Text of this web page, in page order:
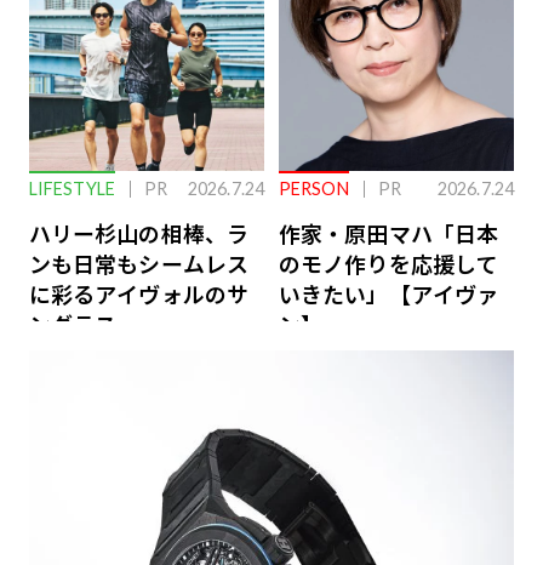
LIFESTYLE PR 2026.7.24
ハリー杉山の相棒、ラ
ンも日常もシームレス
に彩るアイヴォルのサ
ングラス
PERSON PR 2026.7.24
作家・原田マハ「日本
のモノ作りを応援して
いきたい」【アイヴァ
ン】